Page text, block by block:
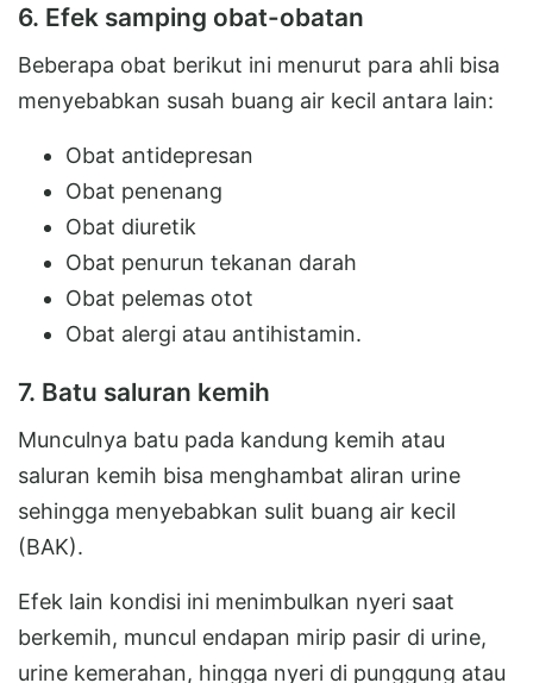
6. Efek samping obat-obatan
Beberapa obat berikut ini menurut para ahli bisa
menyebabkan susah buang air kecil antara lain:
Obat antidepresan
Obat penenang
Obat diuretik
Obat penurun tekanan darah
Obat pelemas otot
Obat alergi atau antihistamin.
7. Batu saluran kemih
Munculnya batu pada kandung kemih atau
saluran kemih bisa menghambat aliran urine
sehingga menyebabkan sulit buang air kecil
(BAK).
Efek lain kondisi ini menimbulkan nyeri saat
berkemih, muncul endapan mirip pasir di urine,
urine kemerahan, hingga nyeri di punggung atau